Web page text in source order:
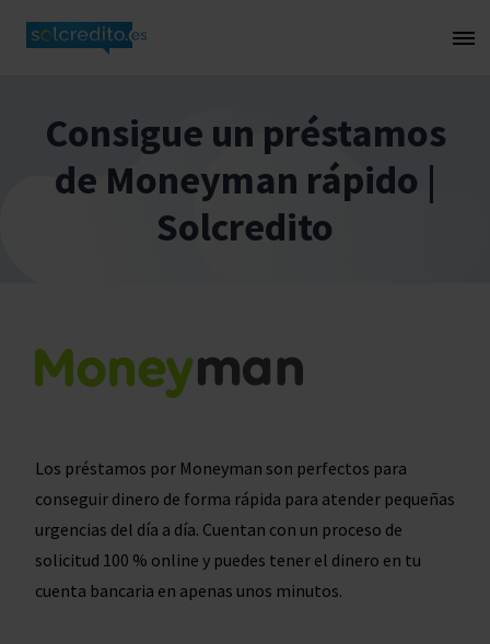
Consigue un préstamos
de Moneyman rápido |
Solcredito
Los préstamos por Moneyman son perfectos para
conseguir dinero de forma rápida para atender pequeñas
urgencias del día a día. Cuentan con un proceso de
solicitud 100 % online y puedes tener el dinero en tu
cuenta bancaria en apenas unos minutos.